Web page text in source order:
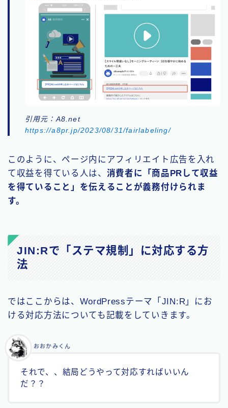
引用元：A8.net
https://a8pr.jp/2023/08/31/fairlabeling/
このように、ページ内にアフィリエイト広告を入れ
て収益を得ている人は、 消費者に「商品PRして収益
を得ていること」を伝えることが義務付けられま
す。
JIN:Rで「ステマ規制」に対応する方
法
ではここからは、WordPressテーマ「JIN:R」にお
ける対応方法についても記載をしていきます。
それで、、結局どうやって対応すればいいん
だ？？
おおかみくん